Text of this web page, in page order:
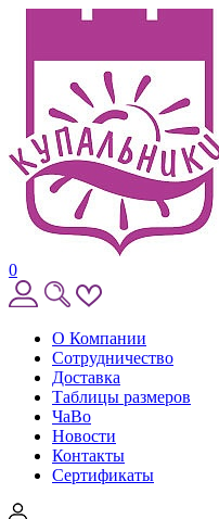
0
О Компании
Сотрудничество
Доставка
Таблицы размеров
ЧаВо
Новости
Контакты
Сертификаты